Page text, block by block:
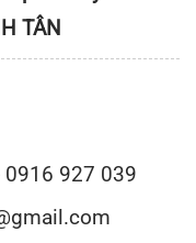
TÂN
927 039